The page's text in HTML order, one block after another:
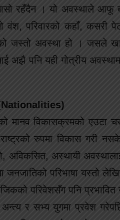
रहँदैन । यो अवस्थाले आफू
परिवारको कहाँ, कसरी पेट
जस्तो अवस्था हो । जसले
अझै पनि यही गोत्रीय
मानव विकासक्रमको एउटा
रुपमा विकास गरी
अविकसित, अस्थायी
जनजातिको परिभाषा यस्तो
परिवेशसँग पनि प्रभावित
र सभ्य युगमा प्रवेश